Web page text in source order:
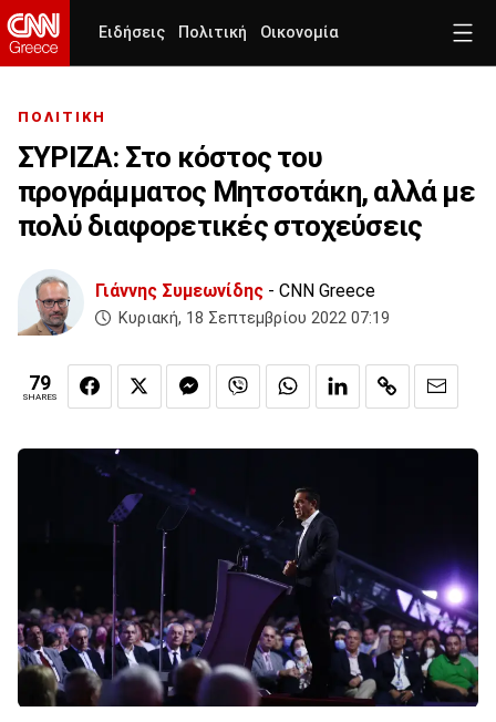
Ειδήσεις Πολιτική Οικονομία
ΠΟΛΙΤΙΚΗ
ΣΥΡΙΖΑ: Στο κόστος του
προγράμματος Μητσοτάκη, αλλά με
πολύ διαφορετικές στοχεύσεις
Γιάννης Συμεωνίδης - CNN Greece
Κυριακή, 18 Σεπτεμβρίου 2022 07:19
79
SHARES